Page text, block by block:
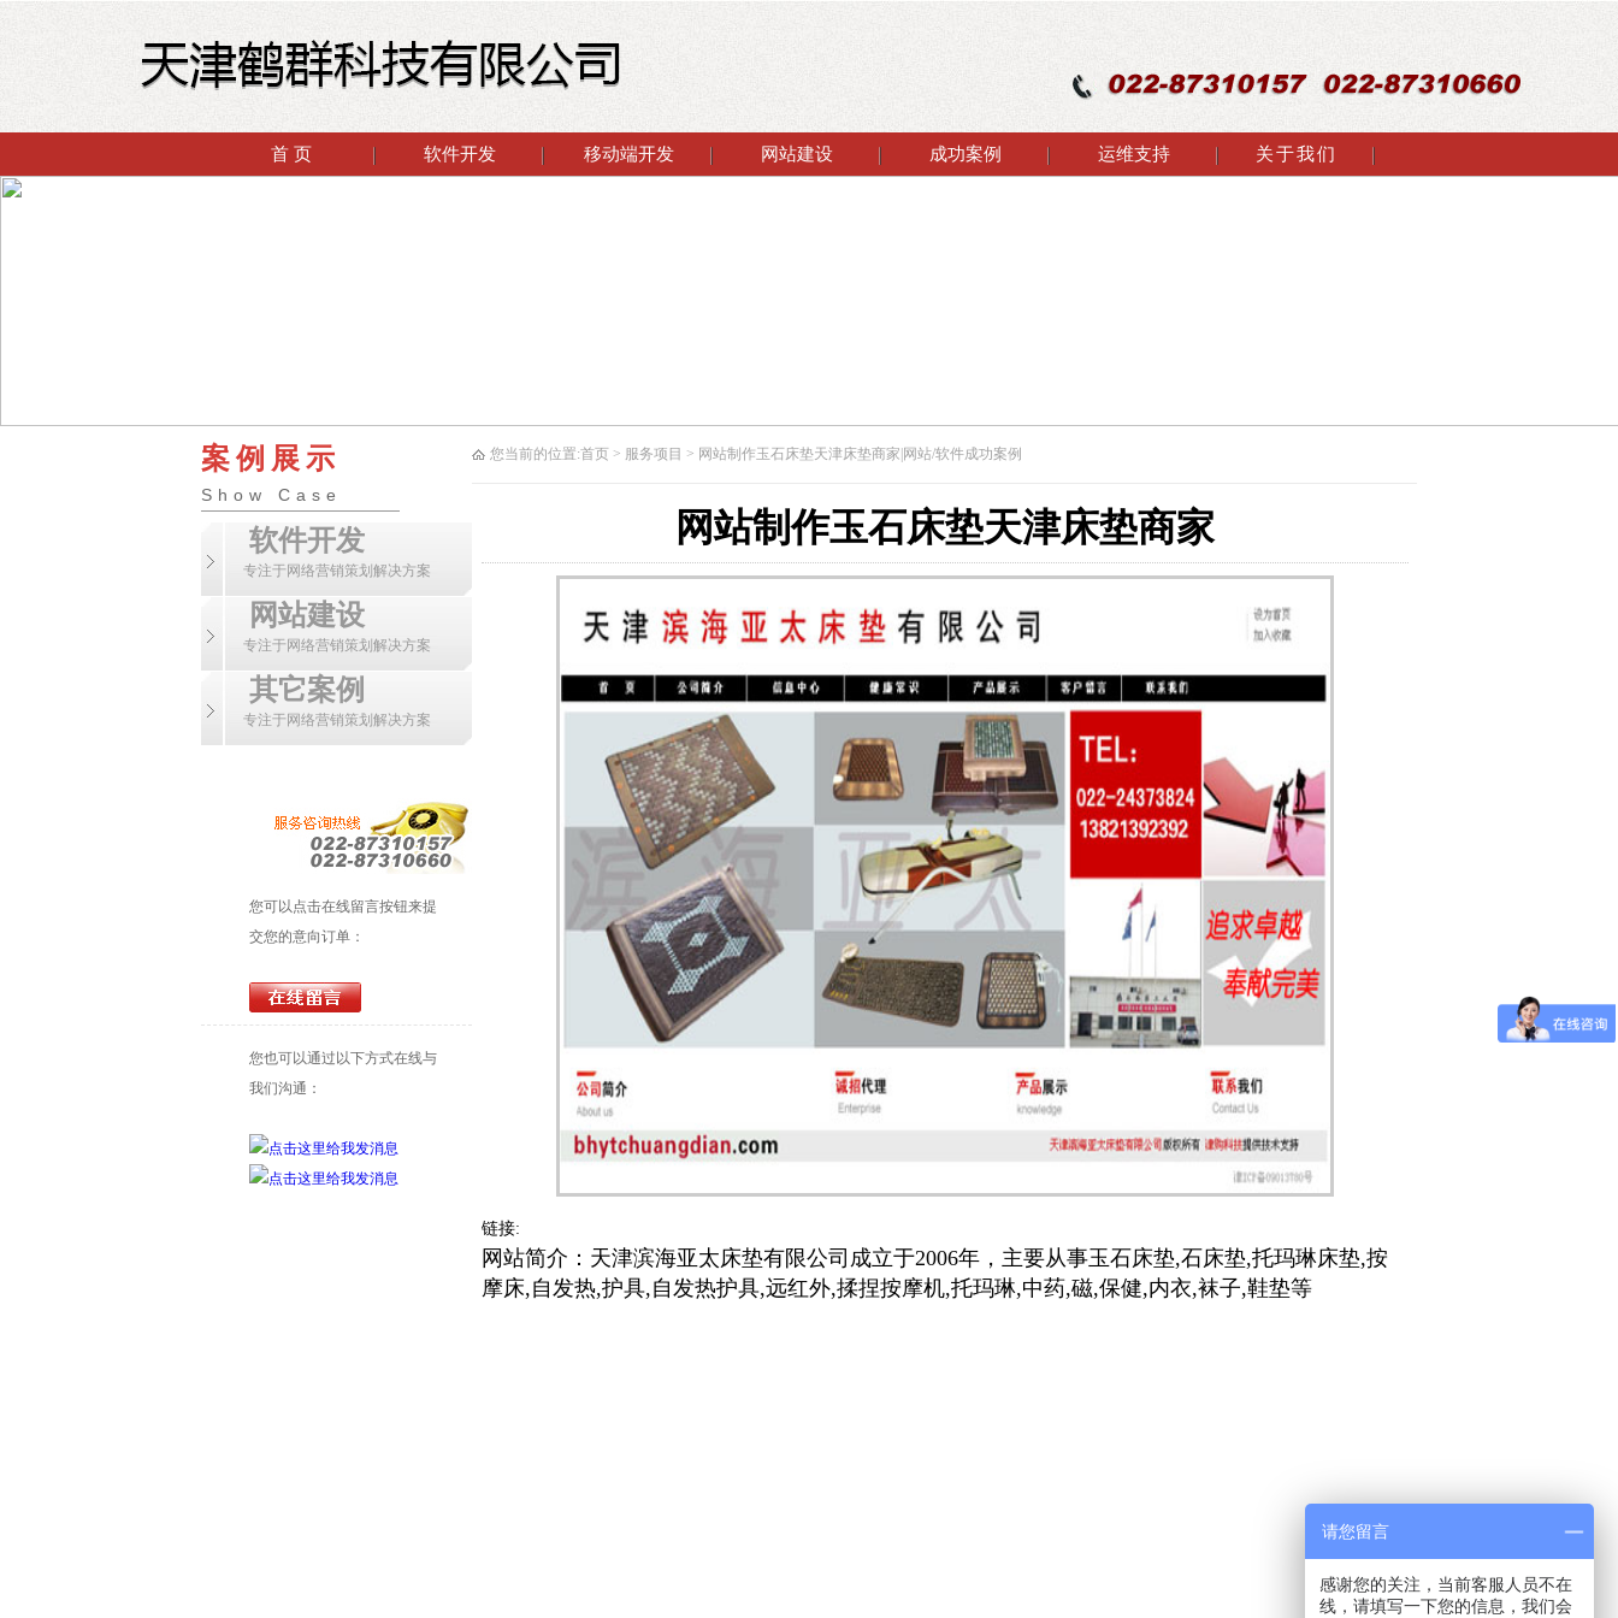
首 页 软件开发 移动端开发 网站建设 成功案例 运维支持 关于我们
案例展示
Show Case
软件开发
专注于网络营销策划解决方案
网站建设
专注于网络营销策划解决方案
其它案例
专注于网络营销策划解决方案
您可以点击在线留言按钮来提
交您的意向订单：
您也可以通过以下方式在线与
我们沟通：
您当前的位置:首页 > 服务项目 > 网站制作玉石床垫天津床垫商家|网站/软件成功案例
网站制作玉石床垫天津床垫商家
链接:
网站简介：天津滨海亚太床垫有限公司成立于2006年，主要从事玉石床垫,石床垫,托玛琳床垫,按
摩床,自发热,护具,自发热护具,远红外,揉捏按摩机,托玛琳,中药,磁,保健,内衣,袜子,鞋垫等
请您留言
感谢您的关注，当前客服人员不在
线，请填写一下您的信息，我们会